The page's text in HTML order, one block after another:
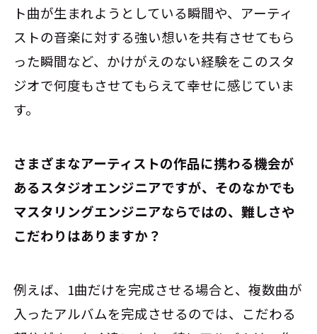
ト曲が生まれようとしている瞬間や、アーティ
ストの音楽に対する強い想いを共有させてもら
った瞬間など、かけがえのない経験をこのスタ
ジオで何度もさせてもらえて幸せに感じていま
す。
――さまざまなアーティストの作品に携わる機会が
あるスタジオエンジニアですが、そのなかでも
マスタリングエンジニアならではの、難しさや
こだわりはありますか？
例えば、1曲だけを完成させる場合と、複数曲が
入ったアルバムを完成させるのでは、こだわる